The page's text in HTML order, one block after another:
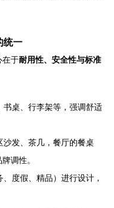
统一
在于耐用性、安全性与标准
书桌、行李架等，强调舒适
沙发、茶几，餐厅的餐桌
调性。
、度假、精品）进行设计，